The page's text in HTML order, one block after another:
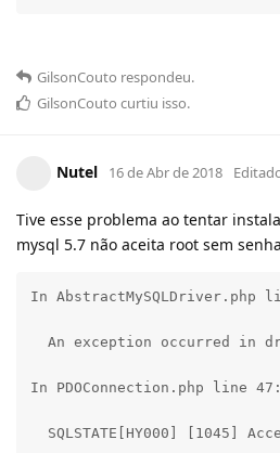
GilsonCouto respondeu.
GilsonCouto curtiu isso.
Nutel 16 de Abr de 2018
Tive esse problema ao tentar
mysql 5.7 não aceita root sem
In AbstractMySQLDriver.php
An exception occurred in
In PDOConnection.php line 47:
SQLSTATE[HY000] [1045]